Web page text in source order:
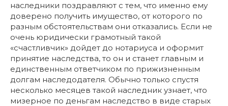
наследники поздравляют с тем, что именно ему
доверено получить имущество, от которого по
разным обстоятельствам они отказались. Если не
очень юридически грамотный такой
«счастливчик» дойдет до нотариуса и оформит
принятие наследства, то он и станет главным и
единственным ответчиком по прижизненным
долгам наследодателя. Обычно только спустя
несколько месяцев такой наследник узнает, что
мизерное по деньгам наследство в виде старых